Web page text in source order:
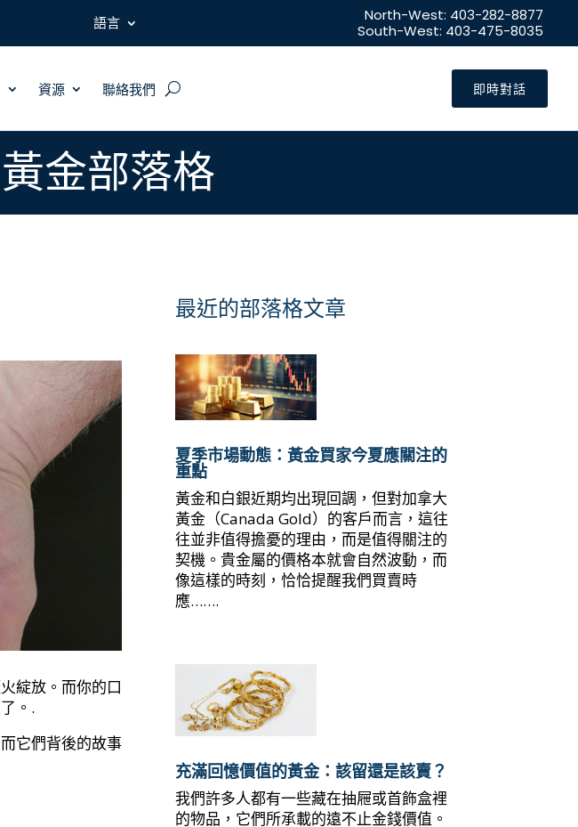
語言
North-West: 403-282-8877
South-West: 403-475-8035
資源 聯絡我們 即時對話
金部落格
綻放。而你的口
。.
它們背後的故事
最近的部落格文章
夏季市場動態：黃金買家今夏應關注的
重點
黃金和白銀近期均出現回調，但對加拿大
黃金（Canada Gold）的客戶而言，這往
往並非值得擔憂的理由，而是值得關注的
契機。貴金屬的價格本就會自然波動，而
像這樣的時刻，恰恰提醒我們買賣時
應…….
充滿回憶價值的黃金：該留還是該賣？
我們許多人都有一些藏在抽屜或首飾盒裡
的物品，它們所承載的遠不止金錢價值。